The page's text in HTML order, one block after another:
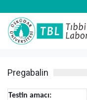
Pregabalin
Testin amacı: